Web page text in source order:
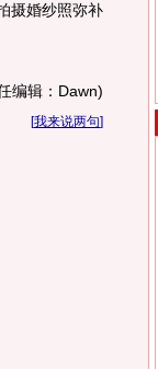
摄婚纱照弥补
编辑：Dawn)
[我来说两句]